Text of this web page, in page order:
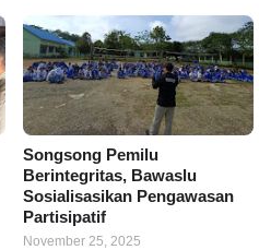
Songsong Pemilu
Berintegritas, Bawaslu
Sosialisasikan Pengawasan
Partisipatif
November 25, 2025